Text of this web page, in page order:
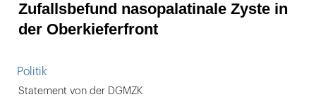
Zufallsbefund nasopalatinale Zyste in
der Oberkieferfront
Politik
Statement von der DGMZK